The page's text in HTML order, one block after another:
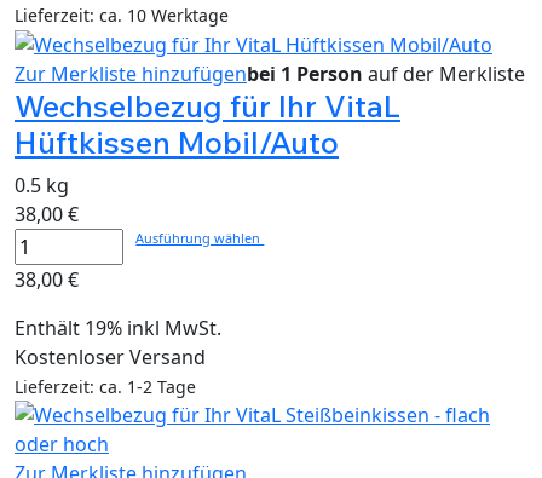
Lieferzeit: ca. 10 Werktage
Zur Merkliste hinzufügenbei 1 Person auf der Merkliste
Wechselbezug für Ihr VitaL
Hüftkissen Mobil/Auto
0.5 kg
38,00€
Ausführung wählen
38,00€
Enthält 19% inkl MwSt.
Kostenloser Versand
Lieferzeit: ca. 1-2 Tage